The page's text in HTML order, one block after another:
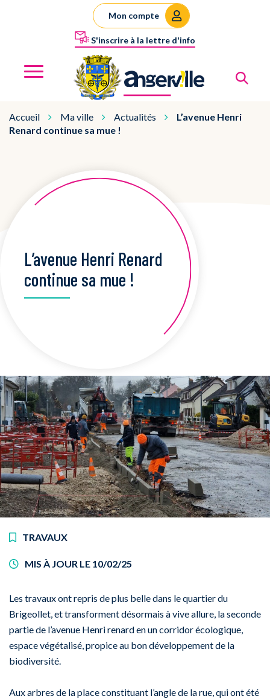
S'inscrire à la lettre d'info
Mon compte
Angerville
Accueil Ma ville Actualités
L’avenue Henri
Renard continue sa mue !
L’avenue Henri Renard
continue sa mue !
TRAVAUX
MIS À JOUR LE 10/02/25
Les travaux ont repris de plus belle dans le quartier du
Brigeollet, et transforment désormais à vive allure, la seconde
partie de l’avenue Henri renard en un corridor écologique,
espace végétalisé, propice au bon développement de la
biodiversité.
Aux arbres de la place constituant l’angle de la rue, qui ont été